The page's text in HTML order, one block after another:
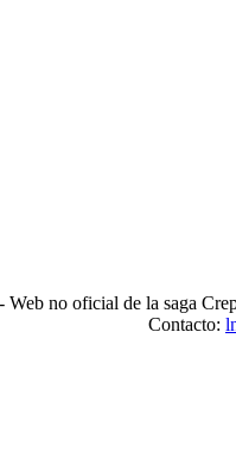
- Web no oficial de la saga
Contacto: